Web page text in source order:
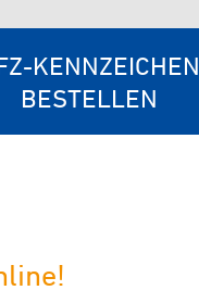
KENNZEICHEN
BESTELLEN